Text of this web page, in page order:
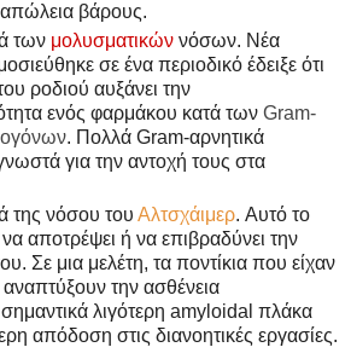
βάρους.
των μολυσματικών νόσων. Νέα
σε ένα περιοδικό έδειξε ότι
ροδιού αυξάνει την
ενός φαρμάκου κατά των Gram-
. Πολλά Gram-αρνητικά
για την αντοχή τους στα
της νόσου του Αλτσχάιμερ. Αυτό το
αποτρέψει ή να επιβραδύνει την
Σε μια μελέτη, τα ποντίκια που είχαν
αναπτύξουν την ασθένεια
λιγότερη amyloidal πλάκα
απόδοση στις διανοητικές εργασίες.